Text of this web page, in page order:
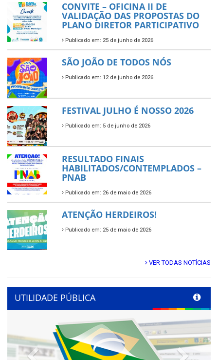
CONVITE – OFICINA II DE
VALIDAÇÃO DAS PROPOSTAS DO
PLANO DIRETOR PARTICIPATIVO
Publicado em: 25 de junho de 2026
SÃO JOÃO DE TODOS NÓS
Publicado em: 12 de junho de 2026
FESTIVAL JULHO É NOSSO 2026
Publicado em: 5 de junho de 2026
RESULTADO FINAIS
HABILITADOS/CONTEMPLADOS –
PNAB
Publicado em: 26 de maio de 2026
ATENÇÃO HERDEIROS!
Publicado em: 25 de maio de 2026
VER TODAS NOTÍCIAS
UTILIDADE PÚBLICA
Previous Next